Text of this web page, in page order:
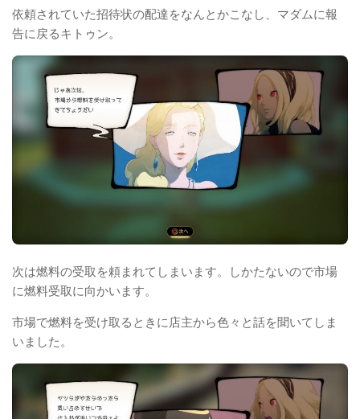
依頼されていた招待状の配達をなんとかこなし、マダムに報
告に戻るキトゥン。
次は燃料の受取を頼まれてしまいます。しかたないので市場
に燃料受取に向かいます。
市場で燃料を受け取るときに店主から色々と話を聞いてしま
いました。